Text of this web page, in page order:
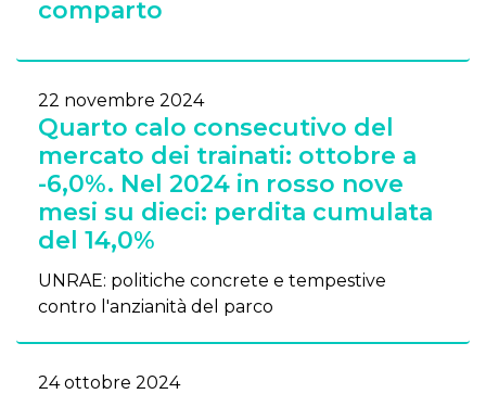
comparto
22 novembre 2024
Quarto calo consecutivo del
mercato dei trainati: ottobre a
-6,0%. Nel 2024 in rosso nove
mesi su dieci: perdita cumulata
del 14,0%
UNRAE: politiche concrete e tempestive
contro l'anzianità del parco
24 ottobre 2024